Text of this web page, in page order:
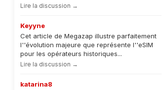
Lire la discussion →
Keyyne
Cet article de Megazap illustre parfaitement
l''évolution majeure que représente l''eSIM
pour les opérateurs historiques...
Lire la discussion →
katarina8